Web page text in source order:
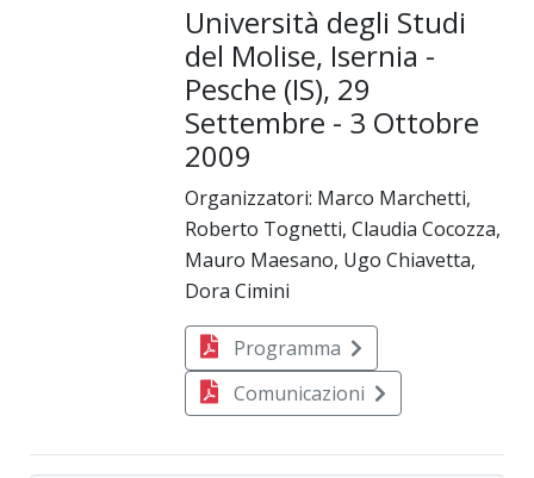
Università degli Studi
del Molise, Isernia -
Pesche (IS), 29
Settembre - 3 Ottobre
2009
Organizzatori: Marco Marchetti,
Roberto Tognetti, Claudia Cocozza,
Mauro Maesano, Ugo Chiavetta,
Dora Cimini
Programma
Comunicazioni